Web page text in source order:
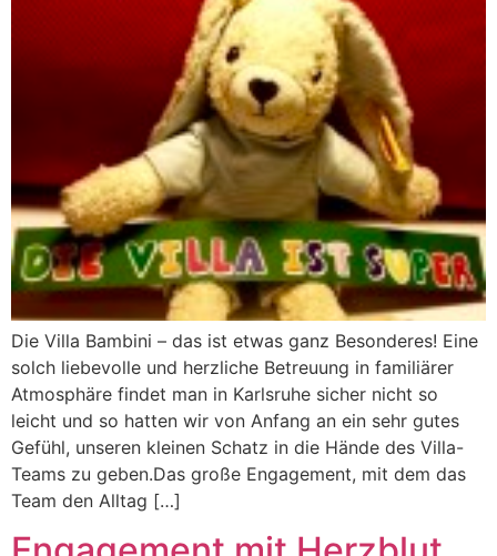
Die Villa Bambini – das ist etwas ganz Besonderes! Eine
solch liebevolle und herzliche Betreuung in familiärer
Atmosphäre findet man in Karlsruhe sicher nicht so
leicht und so hatten wir von Anfang an ein sehr gutes
Gefühl, unseren kleinen Schatz in die Hände des Villa-
Teams zu geben.Das große Engagement, mit dem das
Team den Alltag […]